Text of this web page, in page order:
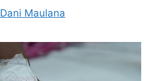
Dani Maulana